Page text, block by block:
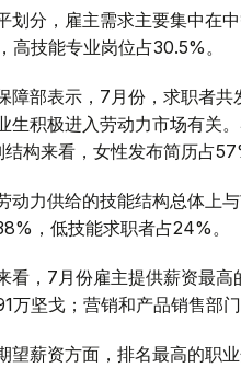
划分，雇主需求主要集中在
高技能专业岗位占30.5%。
障部表示，7月份，求职者
生积极进入劳动力市场有关
构来看，女性发布简历占
动力供给的技能结构总体上
，低技能求职者占24%。
看，7月份雇主提供薪资最
万坚戈；营销和产品销售部
望薪资方面，排名最高的职